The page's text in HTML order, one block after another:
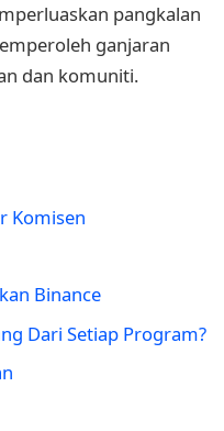
pangkalan
ganjaran
dan komuniti.
Komisen
Binance
Dari Setiap Program?